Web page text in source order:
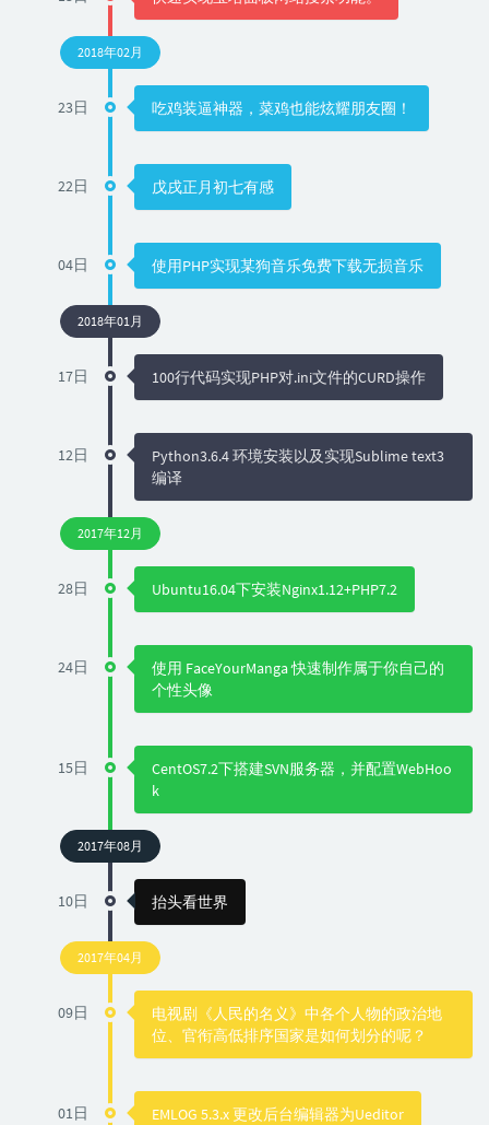
2018年02月
23日 吃鸡装逼神器，菜鸡也能炫耀朋友圈！
22日 戊戌正月初七有感
04日 使用PHP实现某狗音乐免费下载无损音乐
2018年01月
17日 100行代码实现PHP对.ini文件的CURD操作
12日
Python3.6.4 环境安装以及实现Sublime text3
编译
2017年12月
28日 Ubuntu16.04下安装Nginx1.12+PHP7.2
24日
使用 FaceYourManga 快速制作属于你自己的
个性头像
15日
CentOS7.2下搭建SVN服务器，并配置WebHoo
k
2017年08月
10日 抬头看世界
2017年04月
09日
电视剧《人民的名义》中各个人物的政治地
位、官衔高低排序国家是如何划分的呢？
01日 EMLOG 5.3.x 更改后台编辑器为Ueditor